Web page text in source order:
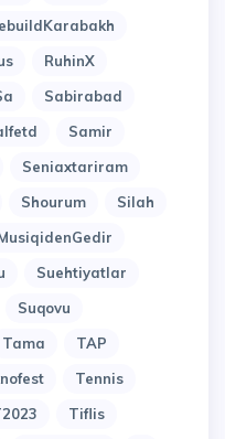
RuhinX
Sabirabad
Samir
Seniaxtariram
Shourum
Silah
Suehtiyatlar
Suqovu
Tama
TAP
Tennis
Tiflis